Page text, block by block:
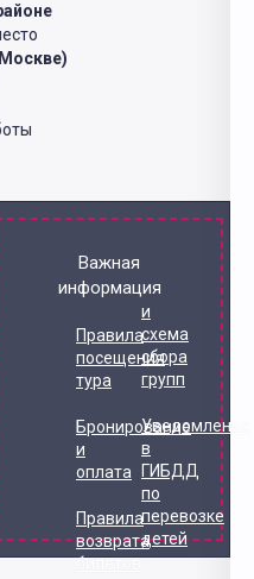
Важная
информация
Правила
посещения
тура
Бронирование
и
оплата
Правила
возврата
билетов
и
схема
сбора
групп
Уведомление
в
ГИБДД
по
перевозке
детей